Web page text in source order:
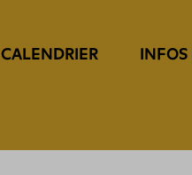
CALENDRIER INFOS